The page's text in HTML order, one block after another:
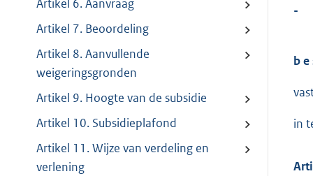
Artikel 6. Aanvraag
Artikel 7. Beoordeling
Artikel 8. Aanvullende
weigeringsgronden
Artikel 9. Hoogte van de subsidie
Artikel 10. Subsidieplafond
Artikel 11. Wijze van verdeling en
verlening
-
b
in